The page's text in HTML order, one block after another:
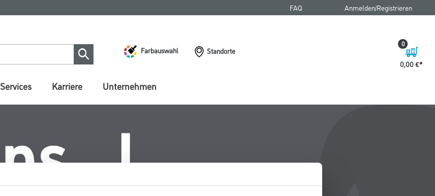
FAQ Anmelden/Registrieren
Farbauswahl
Standorte
0,00 €
0
Services Karriere Unternehmen